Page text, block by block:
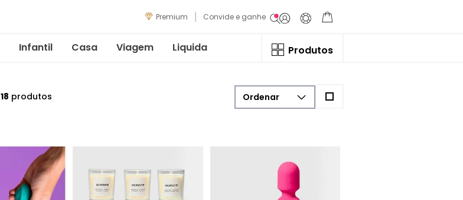
Premium Convide e ganhe
Infantil Casa Viagem Liquida Produtos
18 produtos